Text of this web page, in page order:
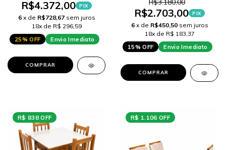
R$4.372,00 PIX
6 x de R$728,67 sem juros
18x de R$ 296,59
25% OFF
Envio Imediato
COMPRAR
R$3.180,00
R$2.703,00 PIX
6 x de R$450,50 sem juros
18x de R$ 183,37
15% OFF
Envio Imediato
COMPRAR
R$ 838 OFF R$ 1.106 OFF